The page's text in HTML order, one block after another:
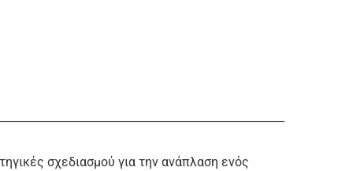
σχεδιασμού για την ανάπλαση ενός